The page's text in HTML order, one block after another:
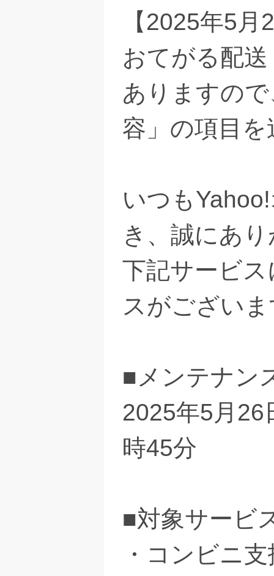
【2025年5
おてがる配
ありますの
容」の項目
いつも
き、誠にあ
下記サービ
スがござい
■メンテナン
2025年5月26
時45分
■対象サービ
・コンビニ